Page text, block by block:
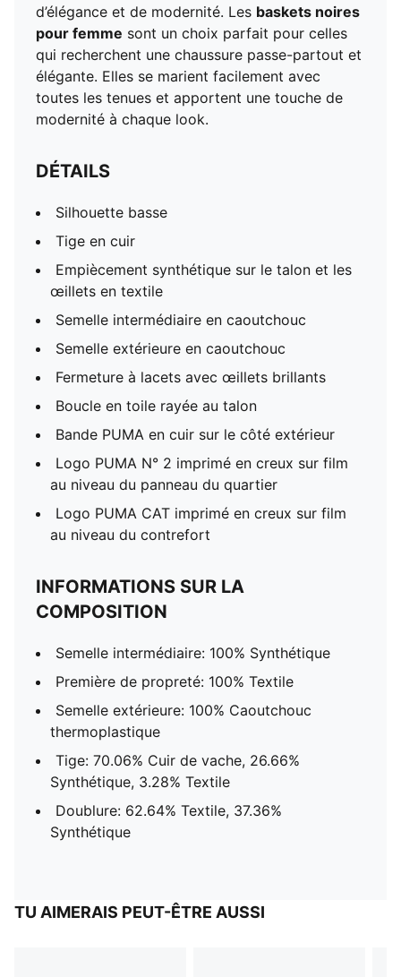
d’élégance et de modernité. Les baskets noires
pour femme sont un choix parfait pour celles
qui recherchent une chaussure passe-partout et
élégante. Elles se marient facilement avec
toutes les tenues et apportent une touche de
modernité à chaque look.
DÉTAILS
Silhouette basse
Tige en cuir
Empiècement synthétique sur le talon et les
œillets en textile
Semelle intermédiaire en caoutchouc
Semelle extérieure en caoutchouc
Fermeture à lacets avec œillets brillants
Boucle en toile rayée au talon
Bande PUMA en cuir sur le côté extérieur
Logo PUMA N° 2 imprimé en creux sur film
au niveau du panneau du quartier
Logo PUMA CAT imprimé en creux sur film
au niveau du contrefort
INFORMATIONS SUR LA
COMPOSITION
Semelle intermédiaire: 100% Synthétique
Première de propreté: 100% Textile
Semelle extérieure: 100% Caoutchouc
thermoplastique
Tige: 70.06% Cuir de vache, 26.66%
Synthétique, 3.28% Textile
Doublure: 62.64% Textile, 37.36%
Synthétique
TU AIMERAIS PEUT-ÊTRE AUSSI